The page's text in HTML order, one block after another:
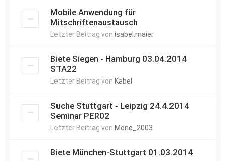
Mobile Anwendung für
Mitschriftenaustausch
Letzter Beitrag von isabel.maier
Biete Siegen - Hamburg 03.04.2014
STA22
Letzter Beitrag von Kabel
Suche Stuttgart - Leipzig 24.4.2014
Seminar PER02
Letzter Beitrag von Mone_2003
Biete München-Stuttgart 01.03.2014